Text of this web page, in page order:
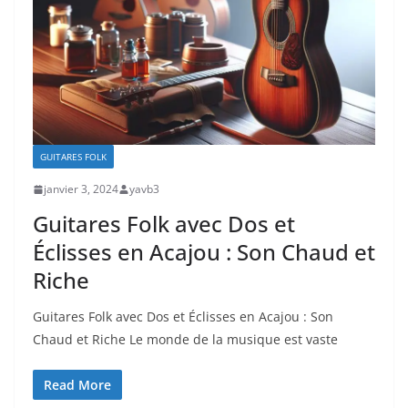
GUITARES FOLK
janvier 3, 2024 yavb3
Guitares Folk avec Dos et
Éclisses en Acajou : Son Chaud et
Riche
Guitares Folk avec⁤ Dos et Éclisses en Acajou : Son
Chaud et Riche Le monde de la ⁣musique est vaste‌
Read More